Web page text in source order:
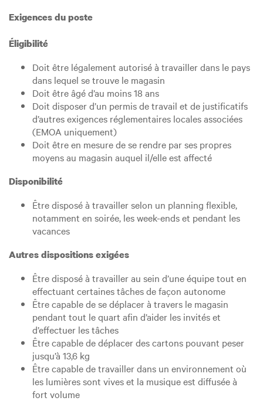
Exigences du poste
Éligibilité
Doit être légalement autorisé à travailler dans le pays
dans lequel se trouve le magasin
Doit être âgé d’au moins 18 ans
Doit disposer d’un permis de travail et de justificatifs
d’autres exigences réglementaires locales associées
(EMOA uniquement)
Doit être en mesure de se rendre par ses propres
moyens au magasin auquel il/elle est affecté
Disponibilité
Être disposé à travailler selon un planning flexible,
notamment en soirée, les week-ends et pendant les
vacances
Autres dispositions exigées
Être disposé à travailler au sein d’une équipe tout en
effectuant certaines tâches de façon autonome
Être capable de se déplacer à travers le magasin
pendant tout le quart afin d’aider les invités et
d’effectuer les tâches
Être capable de déplacer des cartons pouvant peser
jusqu’à 13,6 kg
Être capable de travailler dans un environnement où
les lumières sont vives et la musique est diffusée à
fort volume